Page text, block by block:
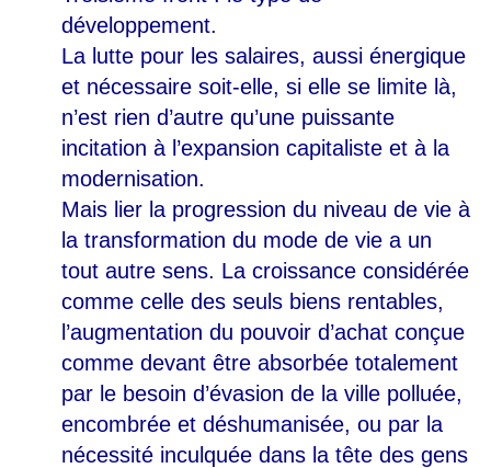
développement.
La lutte pour les salaires, aussi énergique
et nécessaire soit-elle, si elle se limite là,
n’est rien d’autre qu’une puissante
incitation à l’expansion capitaliste et à la
modernisation.
Mais lier la progression du niveau de vie à
la transformation du mode de vie a un
tout autre sens. La croissance considérée
comme celle des seuls biens rentables,
l’augmentation du pouvoir d’achat conçue
comme devant être absorbée totalement
par le besoin d’évasion de la ville polluée,
encombrée et déshumanisée, ou par la
nécessité inculquée dans la tête des gens